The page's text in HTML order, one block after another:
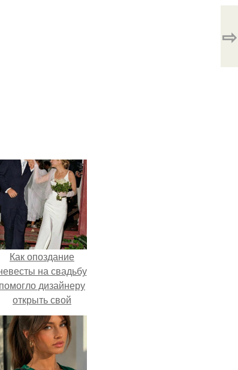
⇨
Как опоздание
на свадьбу
помогло дизайнеру
открыть свой
бренд.